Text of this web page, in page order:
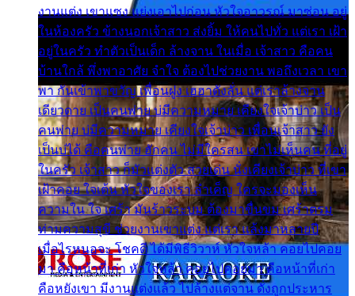
งานแต่ง เขาแซง แย่งเอาไปก่อน หัวใจอาวรณ์ มาซ่อน อยู่
ในห้องครัว ข้างนอกเจ้าสาว ส่งยิ้ม ให้คนไปทั่ว แต่เรา เฝ้า
อยู่ในครัว ทำตัวเป็นเด็ก ล้างจาน ในเมื่อ เจ้าสาว คือคน
บ้านใกล้ พึ่งพาอาศัย จำใจ ต้องไปช่วยงาน พอถึงเวลา เขา
พา กันเข้าพาขวัญ เพื่อนฝูง เฮฮาดังลั่น แต่เราล้างจาน
เดียวดาย เป็นคนพ่าย บ่มีความหมาย เคียงใจเจ้าบ่าว เป็น
คนพ่าย บ่มีความหมาย เคียงใจเจ้าบ่าว เพื่อนเจ้าสาว ยัง
เป็นบ่ได้ คือคนพ่าย ฮักคน ไม่มีใครสน เขาไม่เห็นคน ที่อยู่
ในครัว เจ้าสาว ก็มัวแต่งตัว สวยเด่น นั่งเคียงเจ้าบ่าว ที่เขา
เฝ้าคอย ใจเต้น หัวใจของเรา ลำเค็ญ ใครจะมองเห็น
ความใน ใจ เศร้า มันร้าวระบม ต้องมาขื่นขม เศร้าตรม
ท่ามความสุขี ช่วยงานเขาแต่ง แต่เรา แล้งมาหลายปี
เมื่อไรหนอจะ โชคดี ได้มีพิธีวิวาห์ หัวใจหล้า คอยไปคอย
มา คือหน้าที่เก่า หัวใจหล้า คอยไปคอยมา คือหน้าที่เก่า
คือหยังเขา มีงานแต่งแล้ว ไปล้างแต่จาน ดั่งถูกประหาร